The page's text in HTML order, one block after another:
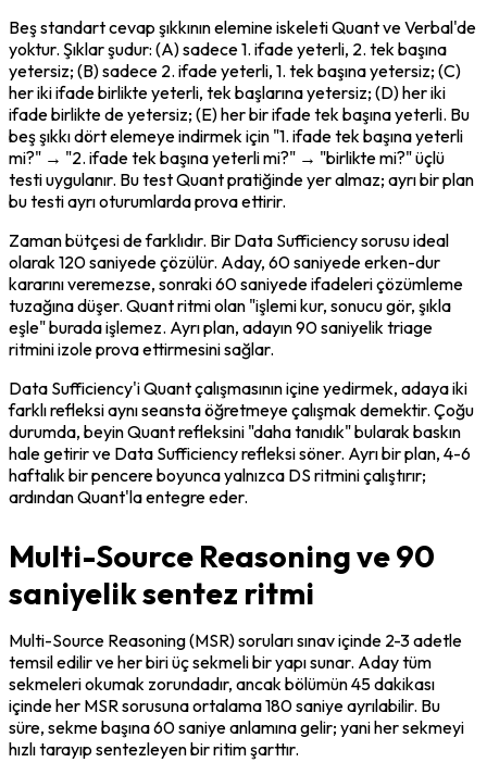
Beş standart cevap şıkkının elemine iskeleti Quant ve Verbal'de
yoktur. Şıklar şudur: (A) sadece 1. ifade yeterli, 2. tek başına
yetersiz; (B) sadece 2. ifade yeterli, 1. tek başına yetersiz; (C)
her iki ifade birlikte yeterli, tek başlarına yetersiz; (D) her iki
ifade birlikte de yetersiz; (E) her bir ifade tek başına yeterli. Bu
beş şıkkı dört elemeye indirmek için "1. ifade tek başına yeterli
mi?" → "2. ifade tek başına yeterli mi?" → "birlikte mi?" üçlü
testi uygulanır. Bu test Quant pratiğinde yer almaz; ayrı bir plan
bu testi ayrı oturumlarda prova ettirir.
Zaman bütçesi de farklıdır. Bir Data Sufficiency sorusu ideal
olarak 120 saniyede çözülür. Aday, 60 saniyede erken-dur
kararını veremezse, sonraki 60 saniyede ifadeleri çözümleme
tuzağına düşer. Quant ritmi olan "işlemi kur, sonucu gör, şıkla
eşle" burada işlemez. Ayrı plan, adayın 90 saniyelik triage
ritmini izole prova ettirmesini sağlar.
Data Sufficiency'i Quant çalışmasının içine yedirmek, adaya iki
farklı refleksi aynı seansta öğretmeye çalışmak demektir. Çoğu
durumda, beyin Quant refleksini "daha tanıdık" bularak baskın
hale getirir ve Data Sufficiency refleksi söner. Ayrı bir plan, 4-6
haftalık bir pencere boyunca yalnızca DS ritmini çalıştırır;
ardından Quant'la entegre eder.
Multi-Source Reasoning ve 90
saniyelik sentez ritmi
Multi-Source Reasoning (MSR) soruları sınav içinde 2-3 adetle
temsil edilir ve her biri üç sekmeli bir yapı sunar. Aday tüm
sekmeleri okumak zorundadır, ancak bölümün 45 dakikası
içinde her MSR sorusuna ortalama 180 saniye ayrılabilir. Bu
süre, sekme başına 60 saniye anlamına gelir; yani her sekmeyi
hızlı tarayıp sentezleyen bir ritim şarttır.